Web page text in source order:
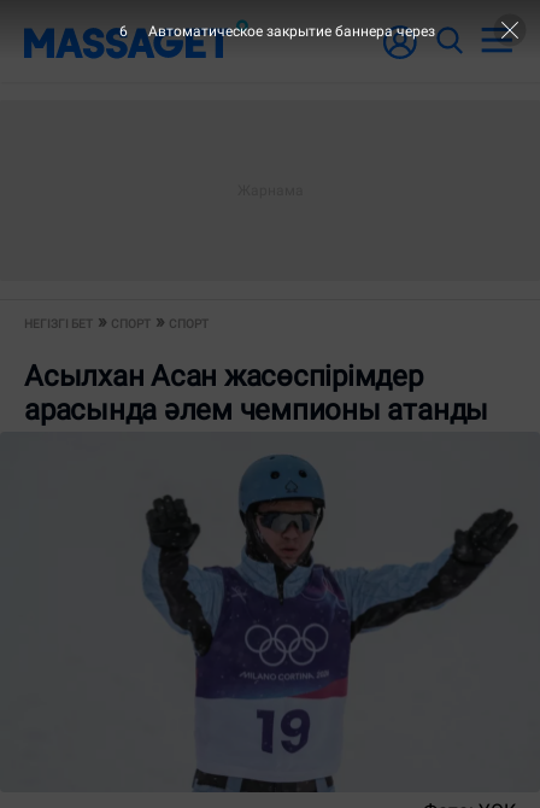
НЕГІЗГІ БЕТ СПОРТ СПОРТ
Асылхан Асан жасөспірімдер
арасында әлем чемпионы атанды
6 Автоматическое закрытие баннера через